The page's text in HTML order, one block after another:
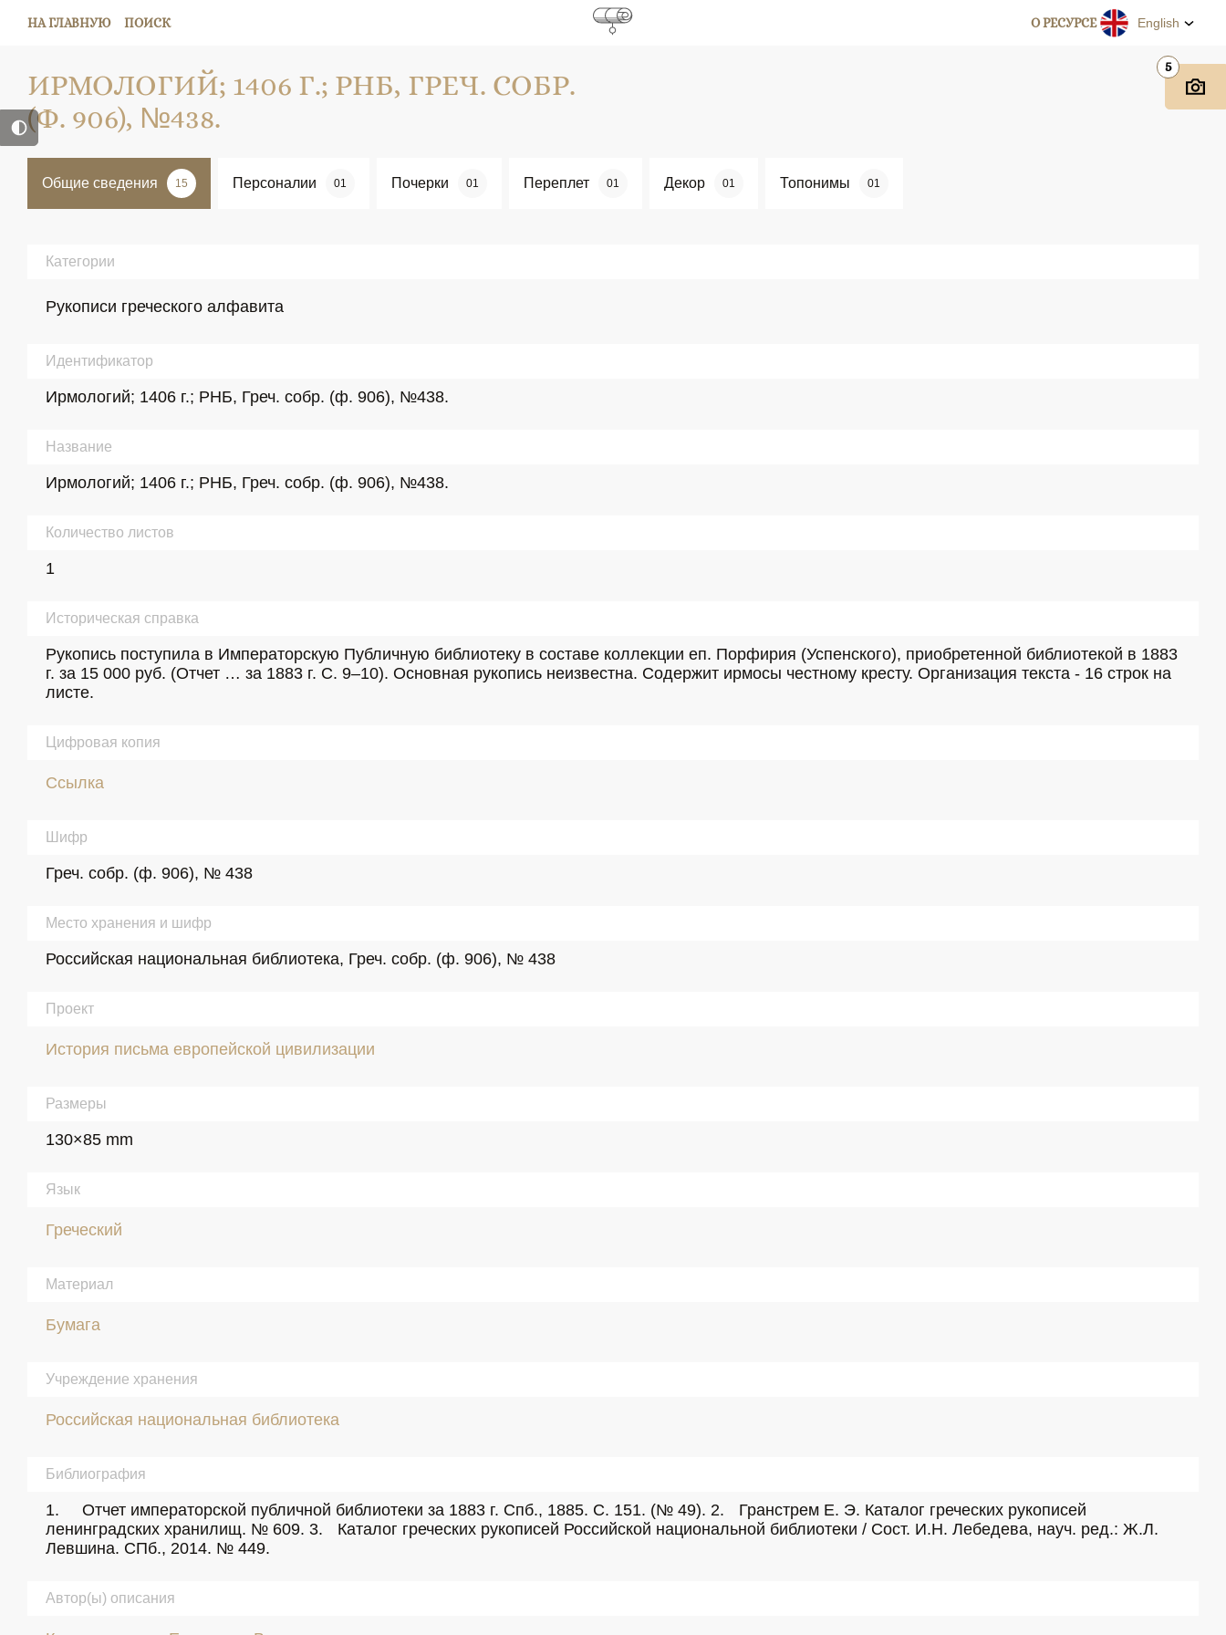
НА ГЛАВНУЮ ПОИСК О РЕСУРСЕ English
ИРМОЛОГИЙ; 1406 Г.; РНБ, ГРЕЧ. СОБР.
(Ф. 906), №438.
Общие сведения 15 Персоналии 01 Почерки 01 Переплет 01 Декор 01 Топонимы 01
Категории
Рукописи греческого алфавита
Идентификатор
Ирмологий; 1406 г.; РНБ, Греч. собр. (ф. 906), №438.
Название
Ирмологий; 1406 г.; РНБ, Греч. собр. (ф. 906), №438.
Количество листов
1
Историческая справка
Рукопись поступила в Императорскую Публичную библиотеку в составе коллекции еп. Порфирия (Успенского), приобретенной библиотекой в 1883
г. за 15 000 руб. (Отчет … за 1883 г. С. 9–10). Основная рукопись неизвестна. Содержит ирмосы честному кресту. Организация текста - 16 строк на
листе.
Цифровая копия
Ссылка
Шифр
Греч. собр. (ф. 906), № 438
Место хранения и шифр
Российская национальная библиотека, Греч. собр. (ф. 906), № 438
Проект
История письма европейской цивилизации
Размеры
130×85 mm
Язык
Греческий
Материал
Бумага
Учреждение хранения
Российская национальная библиотека
Библиография
1.	Отчет императорской публичной библиотеки за 1883 г. Спб., 1885. С. 151. (№ 49). 2.	Гранстрем Е. Э. Каталог греческих рукописей
ленинградских хранилищ. № 609. 3.	Каталог греческих рукописей Российской национальной библиотеки / Сост. И.Н. Лебедева, науч. ред.: Ж.Л.
Левшина. СПб., 2014. № 449.
Автор(ы) описания
5